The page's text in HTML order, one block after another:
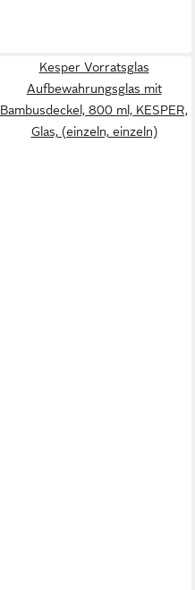
Kesper Vorratsglas
Aufbewahrungsglas mit
Bambusdeckel, 800 ml, KESPER,
Glas, (einzeln, einzeln)